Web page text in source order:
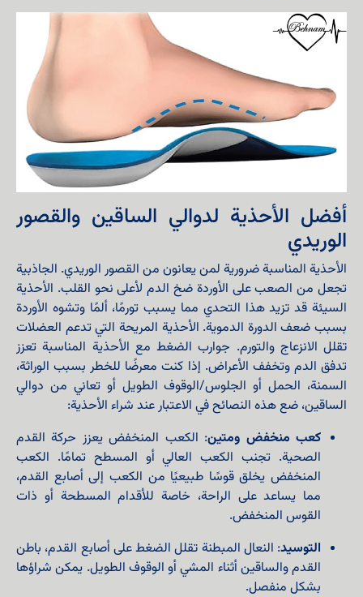
أفضل الأحذية لدوالي الساقين والقصور
الوريدي
الأحذية المناسبة ضرورية لمن يعانون من القصور الوريدي. الجاذبية
تجعل من الصعب على الأوردة ضخ الدم لأعلى نحو القلب. الأحذية
السيئة قد تزيد هذا التحدي مما يسبب تورمًا، ألمًا وتشوه الأوردة
بسبب ضعف الدورة الدموية. الأحذية المريحة التي تدعم العضلات
تقلل الانزعاج والتورم. جوارب الضغط مع الأحذية المناسبة تعزز
تدفق الدم وتخفف الأعراض. إذا كنت معرضًا للخطر بسبب الوراثة،
السمنة، الحمل أو الجلوس/الوقوف الطويل أو تعاني من دوالي
الساقين، ضع هذه النصائح في الاعتبار عند شراء الأحذية:
كعب منخفض ومتين: الكعب المنخفض يعزز حركة القدم
الصحية. تجنب الكعب العالي أو المسطح تمامًا. الكعب
المنخفض يخلق قوسًا طبيعيًا من الكعب إلى أصابع القدم،
مما يساعد على الراحة، خاصة للأقدام المسطحة أو ذات
القوس المنخفض.
التوسيد: النعال المبطنة تقلل الضغط على أصابع القدم، باطن
القدم والساقين أثناء المشي أو الوقوف الطويل. يمكن شراؤها
بشكل منفصل.